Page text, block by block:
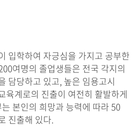
입학하여 자긍심을 가지고 공부한
여명의 졸업생들은 전국 각지의
담당하고 있고, 높은 임용고시
육계로의 진출이 여전히 활발하게
본인의 희망과 능력에 따라 50
진출해 있다.